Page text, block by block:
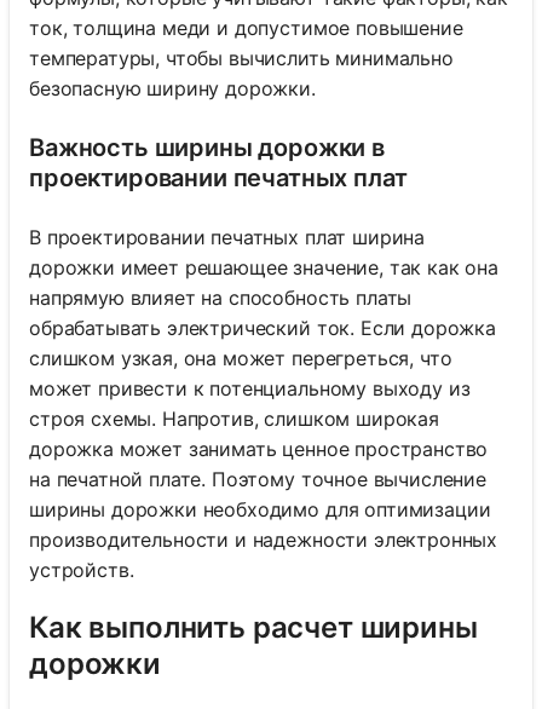
ток, толщина меди и допустимое повышение
температуры, чтобы вычислить минимально
безопасную ширину дорожки.
Важность ширины дорожки в
проектировании печатных плат
В проектировании печатных плат ширина
дорожки имеет решающее значение, так как она
напрямую влияет на способность платы
обрабатывать электрический ток. Если дорожка
слишком узкая, она может перегреться, что
может привести к потенциальному выходу из
строя схемы. Напротив, слишком широкая
дорожка может занимать ценное пространство
на печатной плате. Поэтому точное вычисление
ширины дорожки необходимо для оптимизации
производительности и надежности электронных
устройств.
Как выполнить расчет ширины
дорожки